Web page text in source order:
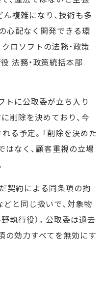
ん複雑になり、技術も多
心配なく開発できる環
ロソフトの法務・政策
法務・政策統括本部
トに公取委が立ち入り
に削除を決めており、今
る予定。「削除を決めた
はなく、顧客重視の立場
契約による同条項の拘
どと同じ扱いで、対象物
執行役）。公取委は過去
の効力すべてを無効にす